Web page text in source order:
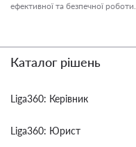
ефективної та безпечної роботи.
Каталог рішень
Liga360: Керівник
Liga360: Юрист